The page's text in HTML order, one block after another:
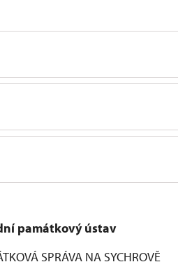
památkový ústav
SPRÁVA NA SYCHROVĚ